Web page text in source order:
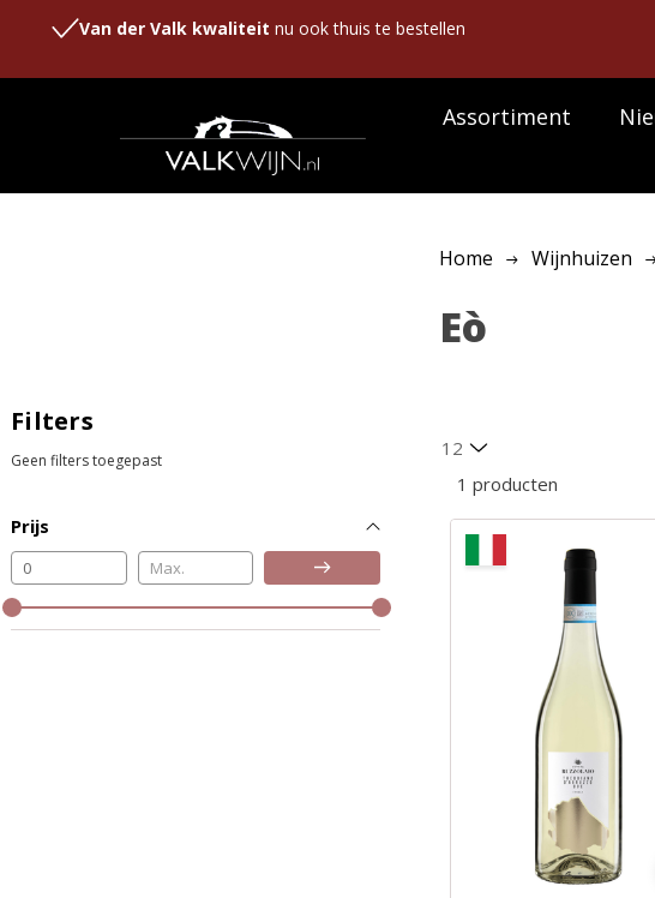
Van der Valk kwaliteit nu ook thuis te bestellen
Assortiment
Home Wijnhuizen
Eò
1 producten
Filters
Geen filters toegepast
Prijs
Bijwerken